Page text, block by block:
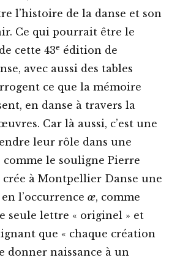
l’histoire de la danse et son
Ce qui pourrait être le
cette 43e édition de
avec aussi des tables
ce que la mémoire
en danse à travers la
Car là aussi, c’est une
leur rôle dans une
comme le souligne Pierre
à Montpellier Danse une
l’occurrence œ, comme
seule lettre « originel » et
que « chaque création
donner naissance à un